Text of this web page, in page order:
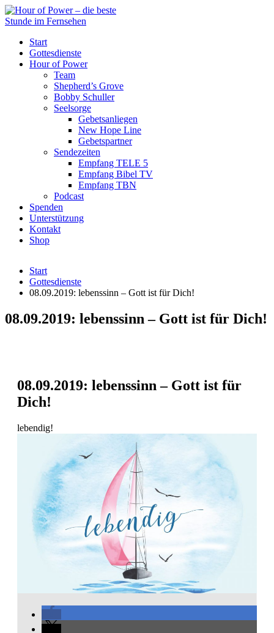
Start
Gottesdienste
Hour of Power
Team
Shepherd’s Grove
Bobby Schuller
Seelsorge
Gebetsanliegen
New Hope Line
Gebetspartner
Sendezeiten
Empfang TELE 5
Empfang Bibel TV
Empfang TBN
Podcast
Spenden
Unterstützung
Kontakt
Shop
Start
Gottesdienste
08.09.2019: lebenssinn – Gott ist für Dich!
08.09.2019: lebenssinn – Gott ist für Dich!
08.09.2019: lebenssinn – Gott ist für
Dich!
lebendig!